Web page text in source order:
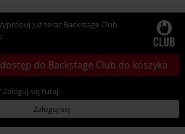
już teraz Backstage Club
do Backstage Club do koszyka
Zaloguj się tutaj:
Zaloguj się